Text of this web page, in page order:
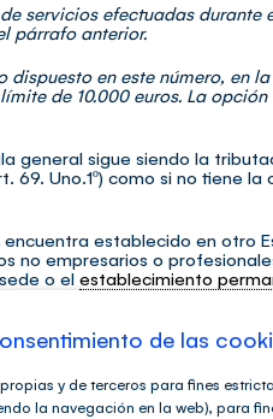
servicios efectuadas durante
párrafo anterior.
en este número, en
de 10.000 euros. La opción
general sigue siendo la
69. Uno.1º) como si no tiene la
establecido en otro
no empresarios o
o el establecimiento
en sede del prestador.
como del año en
del destinatario.
renunciando a la
de las
y de terceros para fines
la navegación en la web), para